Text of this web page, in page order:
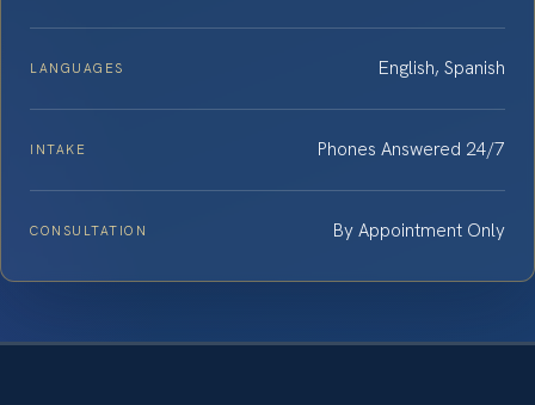
LANGUAGES English, Spanish
INTAKE Phones Answered 24/7
CONSULTATION By Appointment Only